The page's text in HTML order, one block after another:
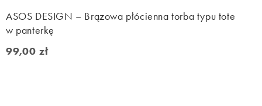
ASOS DESIGN – Brązowa płócienna torba typu tote
w panterkę
99,00 zł
99,00 zł